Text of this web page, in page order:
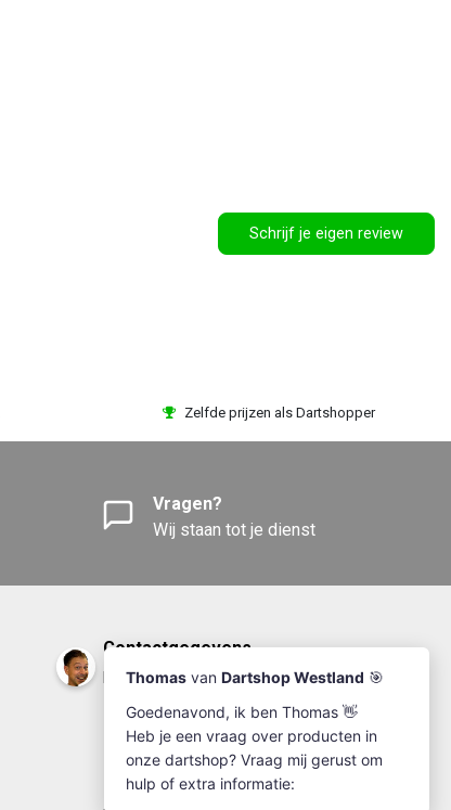
Schrijf je eigen review
Zelfde prijzen als Dartshopper
Vragen?
Wij staan tot je dienst
Contactgegevens
DartshopWestland.nl
info@dartshopwestland.nl
Kleine Woerdlaan 19
2671 CA - Naaldwijk